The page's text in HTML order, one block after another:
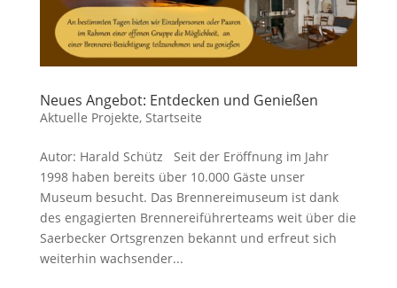
Neues Angebot: Entdecken und Genießen
Aktuelle Projekte, Startseite
Autor: Harald Schütz Seit der Eröffnung im Jahr
1998 haben bereits über 10.000 Gäste unser
Museum besucht. Das Brennereimuseum ist dank
des engagierten Brennereiführerteams weit über die
Saerbecker Ortsgrenzen bekannt und erfreut sich
weiterhin wachsender...